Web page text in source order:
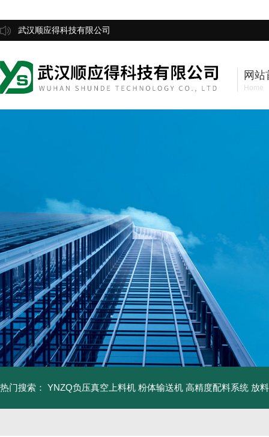
武汉顺应得科技有限公司
网站
Home
热门搜索： YNZQ负压真空上料机 粉体输送机 高精度配料系统 放